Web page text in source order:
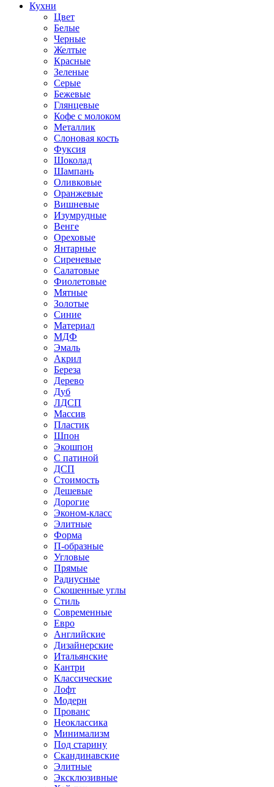
Кухни
Цвет
Белые
Черные
Желтые
Красные
Зеленые
Серые
Бежевые
Глянцевые
Кофе с молоком
Металлик
Слоновая кость
Фуксия
Шоколад
Шампань
Оливковые
Оранжевые
Вишневые
Изумрудные
Венге
Ореховые
Янтарные
Сиреневые
Салатовые
Фиолетовые
Мятные
Золотые
Синие
Материал
МДФ
Эмаль
Акрил
Береза
Дерево
Дуб
ЛДСП
Массив
Пластик
Шпон
Экошпон
С патиной
ДСП
Стоимость
Дешевые
Дорогие
Эконом-класс
Элитные
Форма
П-образные
Угловые
Прямые
Радиусные
Скошенные углы
Стиль
Современные
Евро
Английские
Дизайнерские
Итальянские
Кантри
Классические
Лофт
Модерн
Прованс
Неоклассика
Минимализм
Под старину
Скандинавские
Элитные
Эксклюзивные